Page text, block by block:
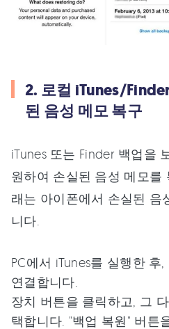
2. 로컬 iTunes/
된 음성 메모 복구
iTunes 또는 Finder 백업을
원하여 손실된 음성 메모를
래는 아이폰에서 손실된 음
니다.
PC에서 iTunes를 실행한 후
연결합니다.
장치 버튼을 클릭하고, 그
택합니다. "백업 복원" 버튼